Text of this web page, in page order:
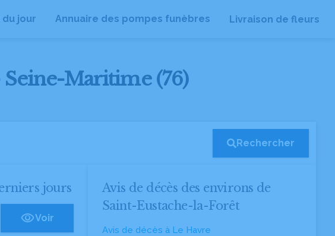
du jour Annuaire des pompes funèbres Livraison de fleurs
Seine-Maritime (76)
Rechercher
jours
Voir
Avis de décès des environs de
Saint-Eustache-la-Forêt
Avis de décès à Le Havre